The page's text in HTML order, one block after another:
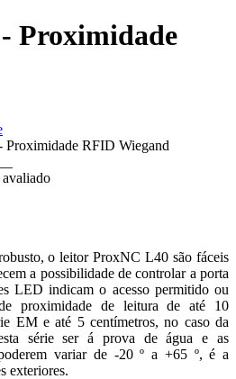
Proximidade
Proximidade RFID Wiegand
o leitor ProxNC L40 são fáceis
a possibilidade de controlar a porta
LED indicam o acesso permitido ou
proximidade de leitura de até 10
EM e até 5 centímetros, no caso da
série ser á prova de água e as
variar de -20 º a +65 º, é a
exteriores.